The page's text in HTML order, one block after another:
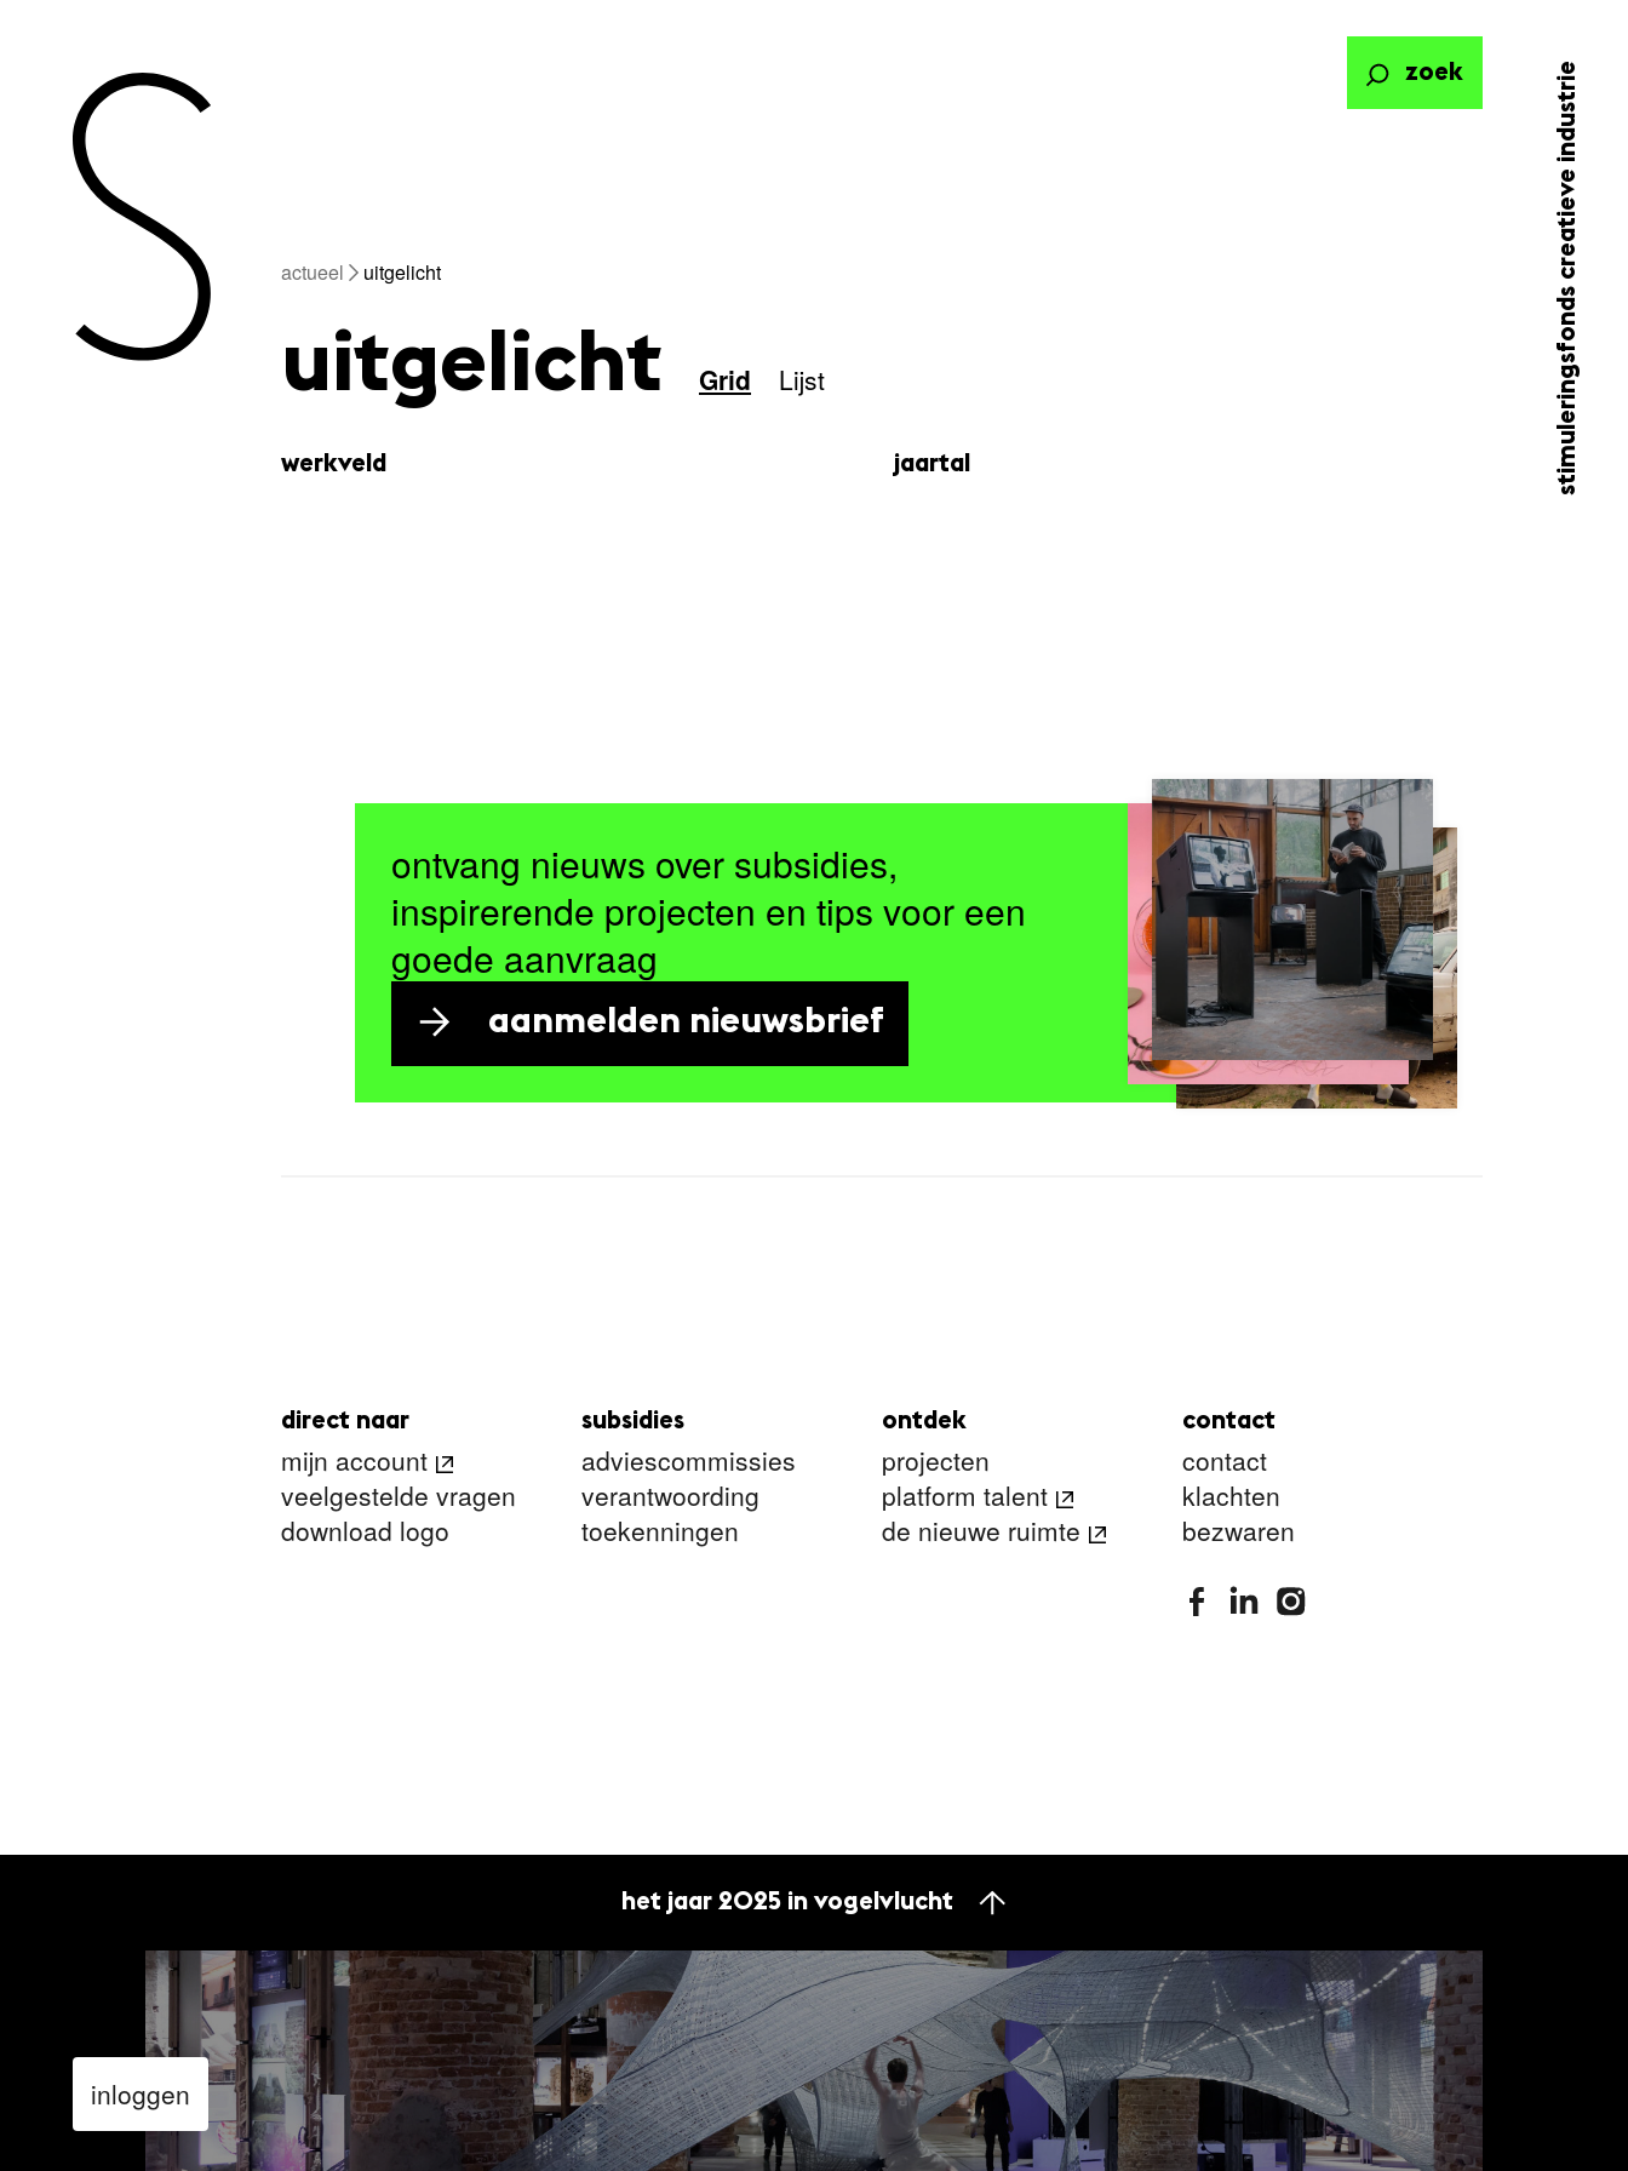
stimuleringsfonds creatieve industrie
zoek
inloggen
actueel uitgelicht
uitgelicht Grid Lijst
werkveld jaartal
ontvang nieuws over subsidies,
inspirerende projecten en tips voor een
goede aanvraag
aanmelden nieuwsbrief
direct naar
mijn account
veelgestelde vragen
download logo
subsidies
adviescommissies
verantwoording
toekenningen
ontdek
projecten
platform talent
de nieuwe ruimte
contact
contact
klachten
bezwaren
stimuleringsfonds facebook
stimuleringsfonds linkedin
stimuleringsfonds instagram
het jaar 2025 in vogelvlucht